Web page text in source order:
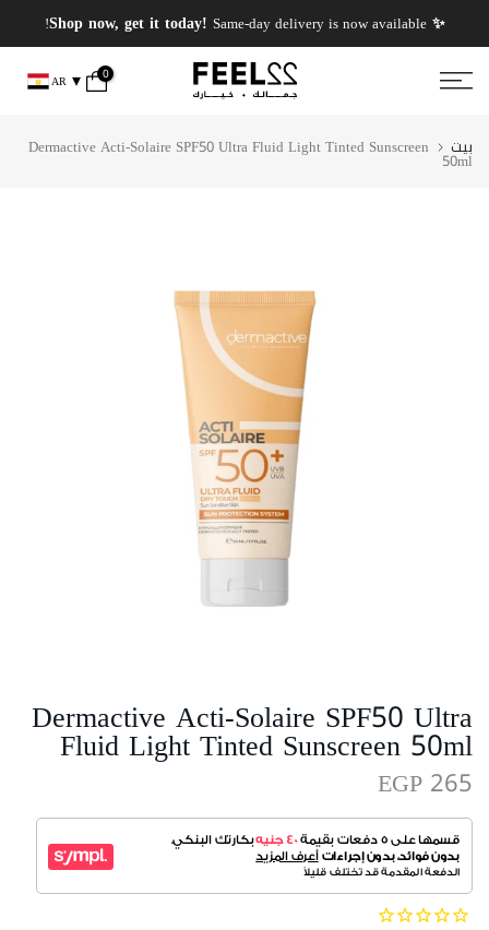
انتقل
إلى
المحتوى
✨ Shop now, get it today!
Same-day delivery is now available!
0
AR
بيت Dermactive Acti-Solaire SPF50 Ultra Fluid Light Tinted Sunscreen
50ml
Dermactive Acti-Solaire SPF50 Ultra
Fluid Light Tinted Sunscreen 50ml
EGP 265